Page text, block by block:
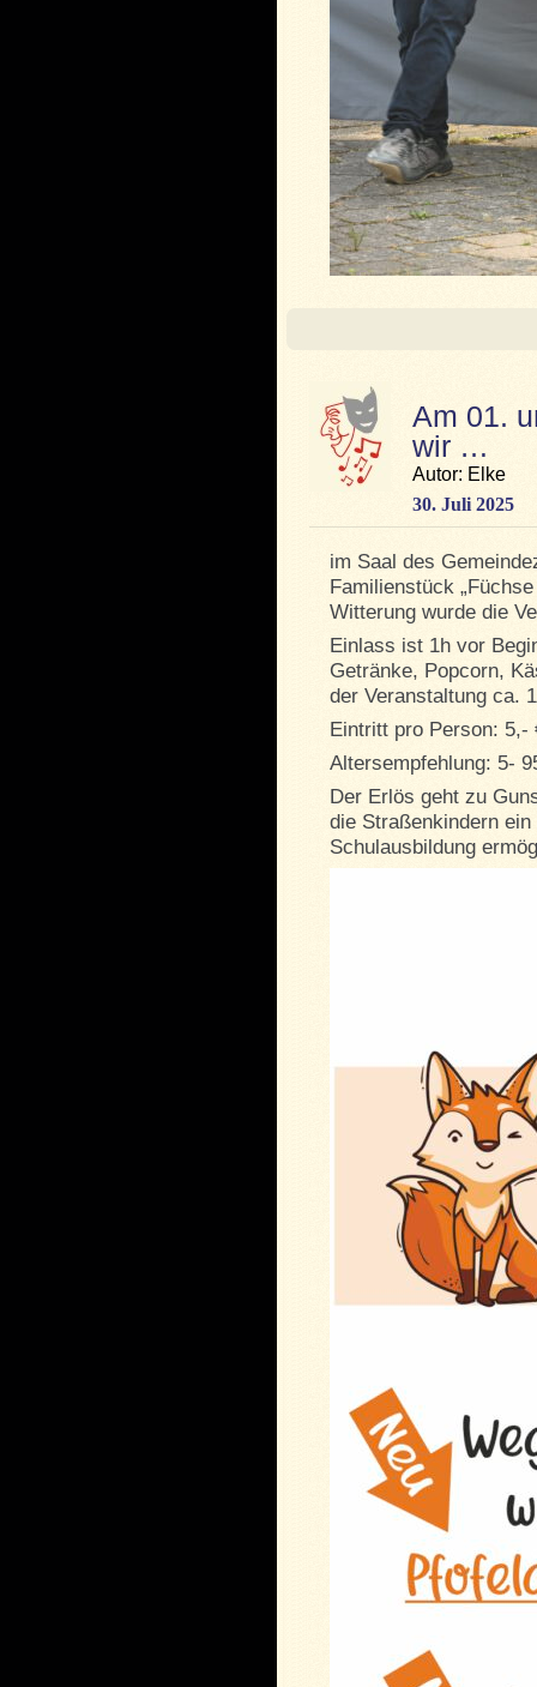
Am 01.
wir …
Autor: Elke
30. Juli 2025
im Saal des
Familienstück
Witterung wurde die
Einlass ist 1h vor
Getränke, Popcorn,
der Veranstaltung ca.
Eintritt pro Person: 5,-
Altersempfehlung: 5-
Der Erlös geht zu
die Straßenkindern
Schulausbildung